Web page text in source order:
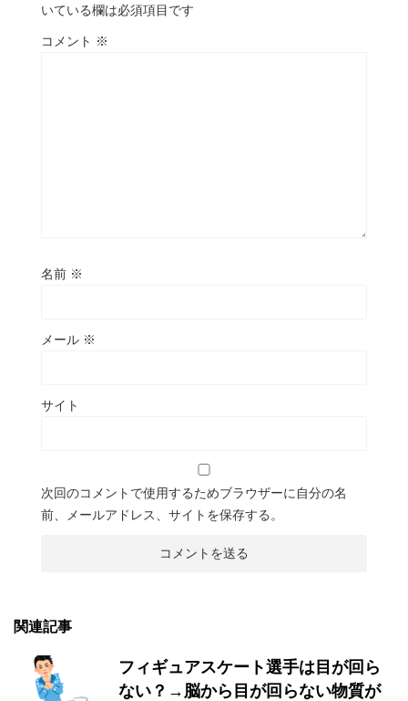
いている欄は必須項目です
コメント ※
名前 ※
メール ※
サイト
次回のコメントで使用するためブラウザーに自分の名
前、メールアドレス、サイトを保存する。
関連記事
フィギュアスケート選手は目が回ら
ない？→脳から目が回らない物質が